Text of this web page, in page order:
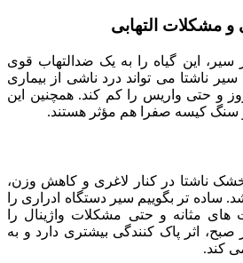
مشکلات التهابی
سیر، این گیاه را به یک ضدالتهاب قوی
ناشتا می تواند درد ناشی از بیماری
و حتی واریس را کم کند. همچنین این
کیسه صفرا هم مؤثر هستند.
ناشتا در کنار لاغری و کاهش وزن،
ساده تر بگوییم سیر دستگاه ادراری را
مثانه و حتی مشکلات واژینال را
اثر پاک کنندگی بیشتری دارد و به
کند.